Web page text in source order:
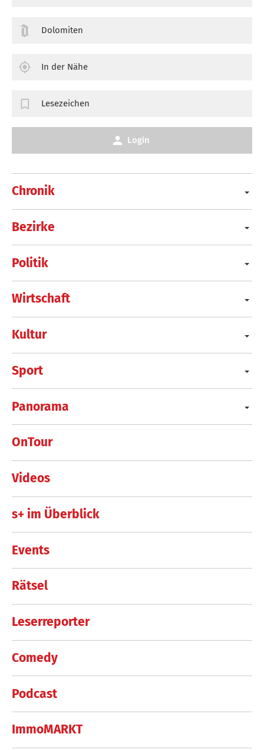
Chronik
Bezirke
Politik
Wirtschaft
Kultur
Sport
Panorama
OnTour
Videos
s+ im Überblick
Events
Rätsel
Leserreporter
Comedy
Podcast
ImmoMARKT
Dolomiten
In der Nähe
Lesezeichen
Login